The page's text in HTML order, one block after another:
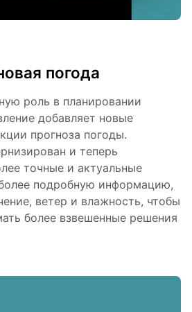
погода
роль в планировании
добавляет новые
прогноза погоды.
и теперь
точные и актуальные
подробную информацию,
ветер и влажность, чтобы
более взвешенные решения